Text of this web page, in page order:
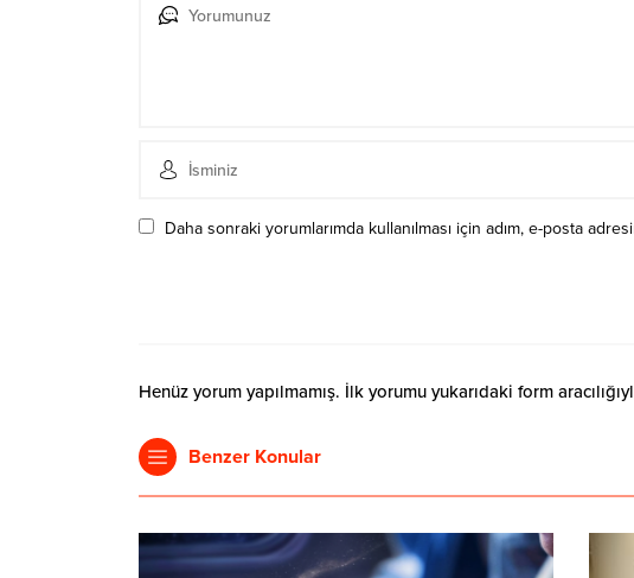
Daha sonraki yorumlarımda kullanılması için adım, e-posta
Henüz yorum yapılmamış. İlk yorumu yukarıdaki form
Benzer Konular